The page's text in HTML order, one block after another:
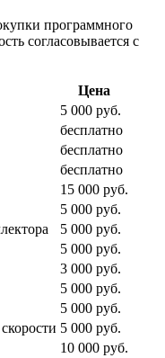
программного
согласовывается с
Цена
5 000 руб.
бесплатно
бесплатно
бесплатно
15 000 руб.
5 000 руб.
5 000 руб.
5 000 руб.
3 000 руб.
5 000 руб.
5 000 руб.
5 000 руб.
10 000 руб.